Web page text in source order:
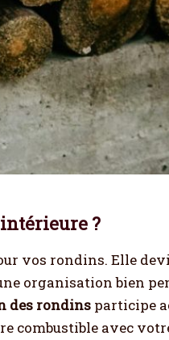
?
vos rondins. Elle
organisation bien
des rondins participe
combustible avec